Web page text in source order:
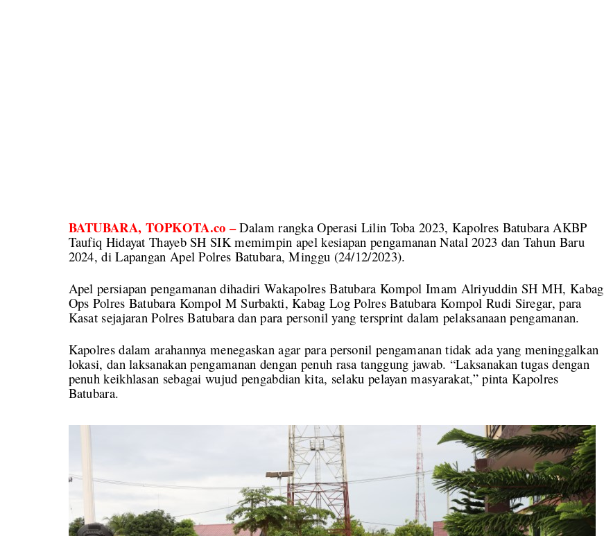
BATUBARA, TOPKOTA.co – Dalam rangka Operasi Lilin Toba 2023, Kapolres Batubara AKBP
Taufiq Hidayat Thayeb SH SIK memimpin apel kesiapan pengamanan Natal 2023 dan Tahun Baru
2024, di Lapangan Apel Polres Batubara, Minggu (24/12/2023).
Apel persiapan pengamanan dihadiri Wakapolres Batubara Kompol Imam Alriyuddin SH MH, Kabag
Ops Polres Batubara Kompol M Surbakti, Kabag Log Polres Batubara Kompol Rudi Siregar, para
Kasat sejajaran Polres Batubara dan para personil yang tersprint dalam pelaksanaan pengamanan.
Kapolres dalam arahannya menegaskan agar para personil pengamanan tidak ada yang meninggalkan
lokasi, dan laksanakan pengamanan dengan penuh rasa tanggung jawab. “Laksanakan tugas dengan
penuh keikhlasan sebagai wujud pengabdian kita, selaku pelayan masyarakat,” pinta Kapolres
Batubara.